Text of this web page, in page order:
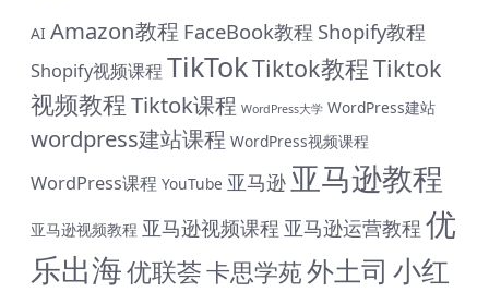
AI Amazon教程 FaceBook教程 Shopify教程
Shopify视频课程TikTokTiktok教程Tiktok
视频教程Tiktok课程 WordPress大学 WordPress建站
wordpress建站课程 WordPress视频课程
WordPress课程 YouTube 亚马逊 亚马逊教程
亚马逊视频教程 亚马逊视频课程 亚马逊运营教程 优
乐出海优联荟卡思学苑外土司 小红